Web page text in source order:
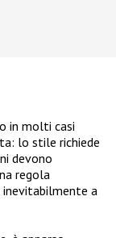
in molti casi
lo stile richiede
devono
regola
a